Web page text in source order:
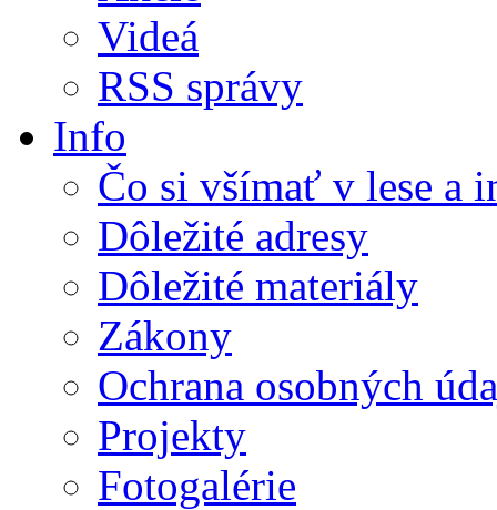
Videá
RSS správy
Info
Čo si všímať v lese a
Dôležité adresy
Dôležité materiály
Zákony
Ochrana osobných
Projekty
Fotogalérie